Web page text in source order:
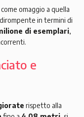
come omaggio a quella
in termini di
di esemplari,
e
rispetto alla